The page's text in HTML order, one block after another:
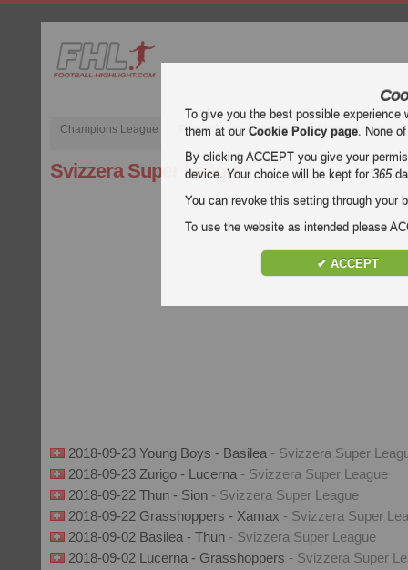
Champions League Premier League inglese Liga spagnola
Svizzera Super League
2018-09-23 Young Boys - Basilea - Svizzera Super
2018-09-23 Zurigo - Lucerna - Svizzera Super League
2018-09-22 Thun - Sion - Svizzera Super League
2018-09-22 Grasshoppers - Xamax - Svizzera Super
2018-09-02 Basilea - Thun - Svizzera Super League
2018-09-02 Lucerna - Grasshoppers - Svizzera Super
To give you the best possible
them at ourCookie Policy page. None
By clicking ACCEPT you give your
device. Your choice will be kept for365
You can revoke this setting through your
To use the website as intended please
✔ ACCEPT